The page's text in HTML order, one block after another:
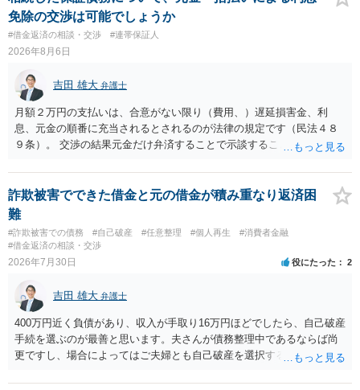
免除の交渉は可能でしょうか
#借金返済の相談・交渉 #連帯保証人
2026年8月6日
吉田 雄大 弁護士
月額２万円の支払いは、合意がない限り（費用、）遅延損害金、利
息、元金の順番に充当されるとされるのが法律の規定です（民法４８
９条）。 交渉の結果元金だけ弁済することで示談することは、弁護士
ることには消極的なことが多いものの、お近くの弁護士にご依頼しチ
ャレンジなさる意義は十分にあると思います。
詐欺被害でできた借金と元の借金が積み重なり返済困
難
#詐欺被害での債務 #自己破産 #任意整理 #個人再生
#消費者金融
#借金返済の相談・交渉
2026年7月30日 役にたった 2
吉田 雄大 弁護士
400万円近く負債があり、収入が手取り16万円ほどでしたら、自己破産
手続を選ぶのが最善と思います。夫さんが債務整理中であるならば尚
更ですし、場合によってはご夫婦とも自己破産を選択する方法もある